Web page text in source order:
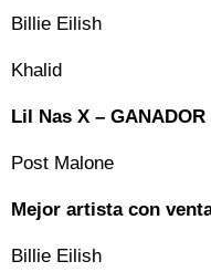
Billie Eilish
Khalid
Lil Nas X – GANADOR
Post Malone
Mejor artista con
Billie Eilish